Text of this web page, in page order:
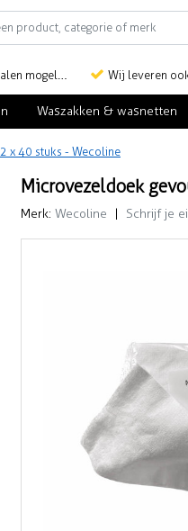
mogelijk Wij leveren ook
Waszakken & wasnetten
x 40 stuks - Wecoline
Microvezeldoek
Merk: Wecoline | Schrijf je